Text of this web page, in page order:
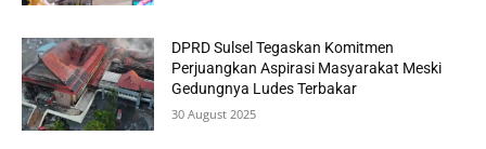
DPRD Sulsel Tegaskan Komitmen
Perjuangkan Aspirasi Masyarakat Meski
Gedungnya Ludes Terbakar
30 August 2025